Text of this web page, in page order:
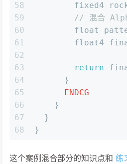
58
59
60
61
62
63
64
65
66
67
68
fixed4
// 混合
float
float4
return
      }
ENDCG
    }
  }
}
这个案例混合部分的知识点和 练